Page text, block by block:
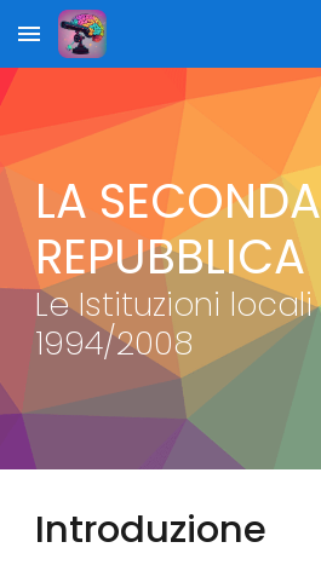
Skip to main content
LA SECONDA
REPUBBLICA
Le Istituzioni locali
1994/2008
Introduzione